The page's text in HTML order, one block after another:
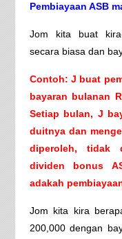
Pembiayaan ASB
Jom kita buat
secara biasa dan
Contoh: J buat
bayaran bulanan
Setiap bulan, J
duitnya dan
diperoleh, tidak
dividen bonus
adakah
Jom kita kira
200,000 dengan